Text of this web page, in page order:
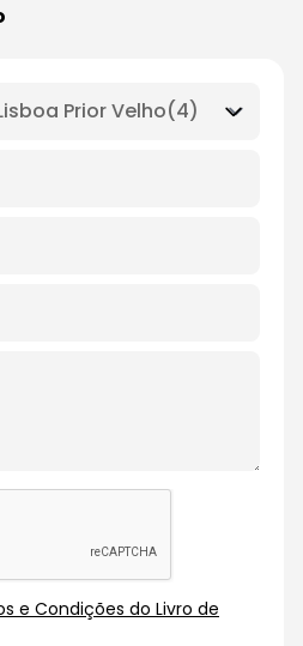
e Condições do Livro de